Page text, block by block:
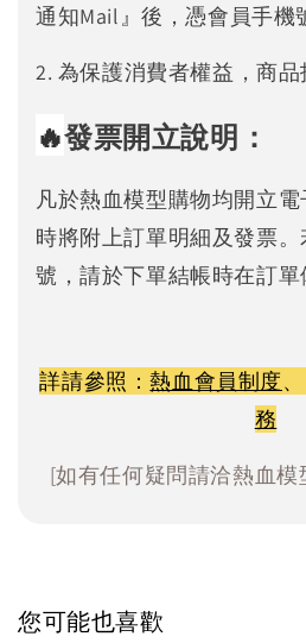
通知Mail』後，憑會員手機
2. 為保護消費者權益，商品
🔥發票開立說明：
凡於熱血模型購物均開立
時將附上訂單明細及發票
號，請於下單結帳時在訂單
詳請參照：熱血會員制度、
務
[如有任何疑問請洽熱血
您可能也喜歡